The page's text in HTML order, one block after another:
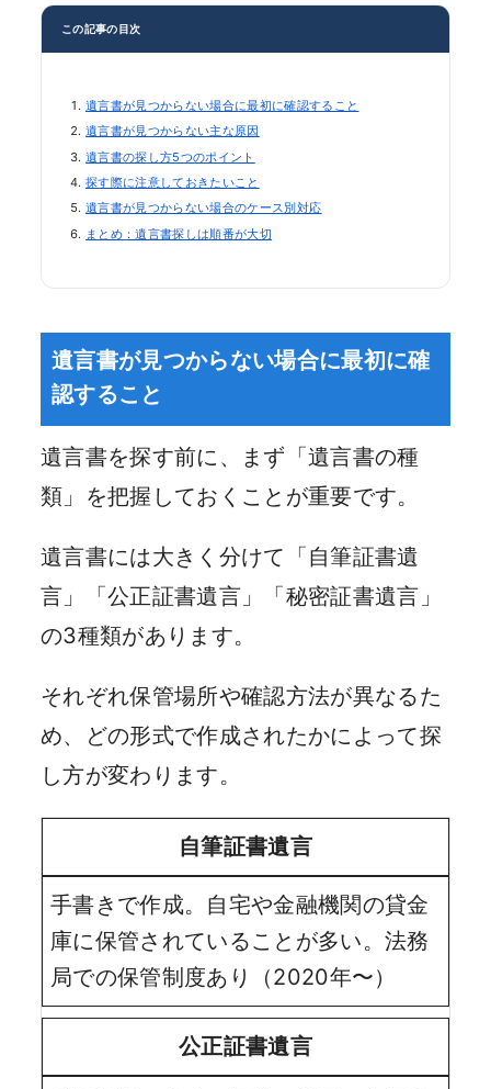
この記事の目次
遺言書が見つからない場合に最初に確認すること
遺言書が見つからない主な原因
遺言書の探し方5つのポイント
探す際に注意しておきたいこと
遺言書が見つからない場合のケース別対応
まとめ：遺言書探しは順番が大切
遺言書が見つからない場合に最初に確
認すること
遺言書を探す前に、まず「遺言書の種
類」を把握しておくことが重要です。
遺言書には大きく分けて「自筆証書遺
言」「公正証書遺言」「秘密証書遺言」
の3種類があります。
それぞれ保管場所や確認方法が異なるた
め、どの形式で作成されたかによって探
し方が変わります。
自筆証書遺言
手書きで作成。自宅や金融機関の貸金
庫に保管されていることが多い。法務
局での保管制度あり（2020年〜）
公正証書遺言